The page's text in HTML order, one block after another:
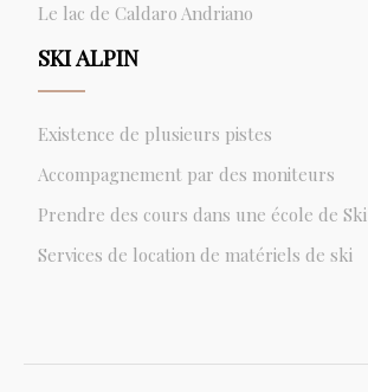
Le lac de Caldaro Andriano
SKI ALPIN
Existence de plusieurs pistes
Accompagnement par des moniteurs
Prendre des cours dans une école de Ski
Services de location de matériels de ski